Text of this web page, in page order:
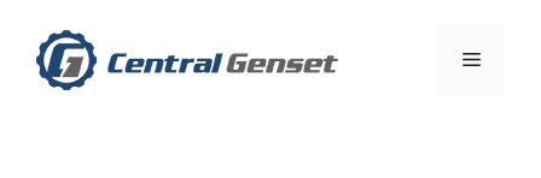
content
Menu